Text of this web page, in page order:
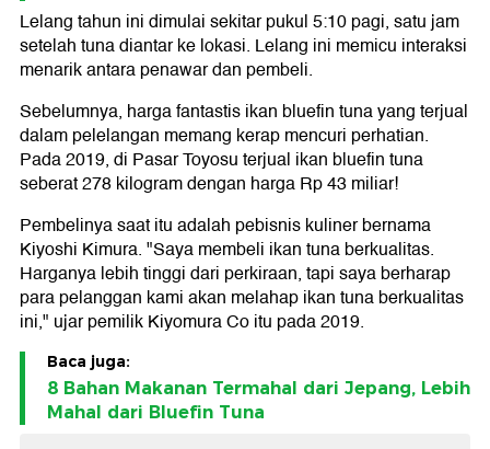
Lelang tahun ini dimulai sekitar pukul 5:10 pagi, satu jam
setelah tuna diantar ke lokasi. Lelang ini memicu interaksi
menarik antara penawar dan pembeli.
Sebelumnya, harga fantastis ikan bluefin tuna yang terjual
dalam pelelangan memang kerap mencuri perhatian.
Pada 2019, di Pasar Toyosu terjual ikan bluefin tuna
seberat 278 kilogram dengan harga Rp 43 miliar!
Pembelinya saat itu adalah pebisnis kuliner bernama
Kiyoshi Kimura. "Saya membeli ikan tuna berkualitas.
Harganya lebih tinggi dari perkiraan, tapi saya berharap
para pelanggan kami akan melahap ikan tuna berkualitas
ini," ujar pemilik Kiyomura Co itu pada 2019.
Baca juga:
8 Bahan Makanan Termahal dari Jepang, Lebih
Mahal dari Bluefin Tuna